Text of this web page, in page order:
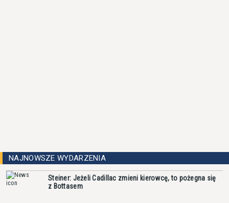
NAJNOWSZE WYDARZENIA
Steiner: Jeżeli Cadillac zmieni kierowcę, to pożegna się
z Bottasem